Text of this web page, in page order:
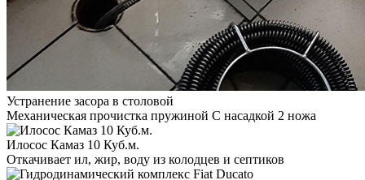
Устранение засора в столовой
Механическая прочистка пружиной С насадкой 2 ножа
Илосос Камаз 10 Куб.м.
Откачивает ил, жир, воду из колодцев и септиков